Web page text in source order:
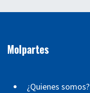
Molpartes
¿Quienes somos?